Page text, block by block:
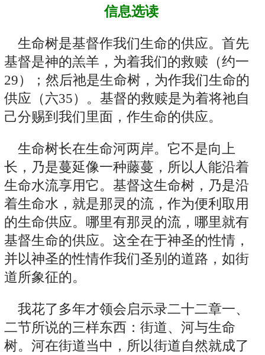
信息选读
生命树是基督作我们生命的供应。首先
基督是神的羔羊，为着我们的救赎（约一
29）；然后祂是生命树，为作我们生命的
供应（六35）。基督的救赎是为着将祂自
己分赐到我们里面，作生命的供应。
生命树长在生命河两岸。它不是向上
长，乃是蔓延像一种藤蔓，所以人能沿着
生命水流享用它。基督这生命树，乃是沿
着生命水，就是那灵的流，作为便利取用
的生命供应。哪里有那灵的流，哪里就有
基督生命的供应。这全在于神圣的性情，
并以神圣的性情作我们圣别的道路，如街
道所象征的。
我花了多年才领会启示录二十二章一、
二节所说的三样东西：街道、河与生命
树。河在街道当中，所以街道自然就成了